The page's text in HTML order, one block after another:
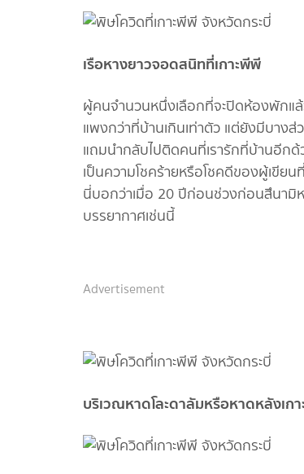
เรือหางยาวจอดสนิทที่เกาะพีพี
ผู้คนจำนวนหนึ่งเลือกที่จะปิดห้องพักแล้
แพงกว่าที่บ้านเกินเท่าตัว แต่ยังมีบางส่
แถมนำกลับไปติดคนที่เรารักที่บ้านอีก
เป็นความโชคร้ายหรือโชคดีของผู้เขีย
นี่บอกว่าเมื่อ 20 ปีก่อนช่วงก่อนสึนามิ
บรรยากาศเช่นนี้
Advertisement
บริเวณหาดโละดาลัมหรือหาดหลังเก